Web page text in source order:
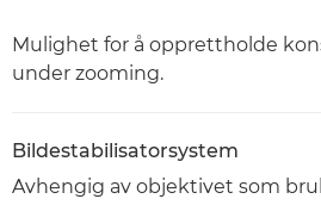
Mulighet for å opprettholde
under zooming.
Bildestabilisatorsystem
Avhengig av objektivet som